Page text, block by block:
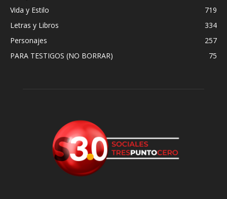
Vida y Estilo
719
Letras y Libros
334
Personajes
257
PARA TESTIGOS (NO BORRAR)
75